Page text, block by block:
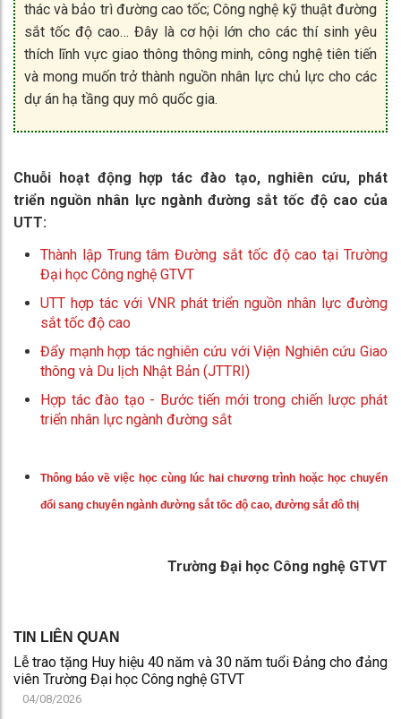
thác và bảo trì đường cao tốc; Công nghệ kỹ thuật đường
sắt tốc độ cao… Đây là cơ hội lớn cho các thí sinh yêu
thích lĩnh vực giao thông thông minh, công nghệ tiên tiến
và mong muốn trở thành nguồn nhân lực chủ lực cho các
dự án hạ tầng quy mô quốc gia.
Chuỗi hoạt động hợp tác đào tạo, nghiên cứu, phát
triển nguồn nhân lực ngành đường sắt tốc độ cao của
UTT:
Thành lập Trung tâm Đường sắt tốc độ cao tại Trường
Đại học Công nghệ GTVT
UTT hợp tác với VNR phát triển nguồn nhân lực đường
sắt tốc độ cao
Đẩy mạnh hợp tác nghiên cứu với Viện Nghiên cứu Giao
thông và Du lịch Nhật Bản (JTTRI)
Hợp tác đào tạo - Bước tiến mới trong chiến lược phát
triển nhân lực ngành đường sắt
Thông báo về việc học cùng lúc hai chương trình hoặc học chuyển
đổi sang chuyên ngành đường sắt tốc độ cao, đường sắt đô thị
Trường Đại học Công nghệ GTVT
TIN LIÊN QUAN
Lễ trao tặng Huy hiệu 40 năm và 30 năm tuổi Đảng cho đảng
viên Trường Đại học Công nghệ GTVT
04/08/2026